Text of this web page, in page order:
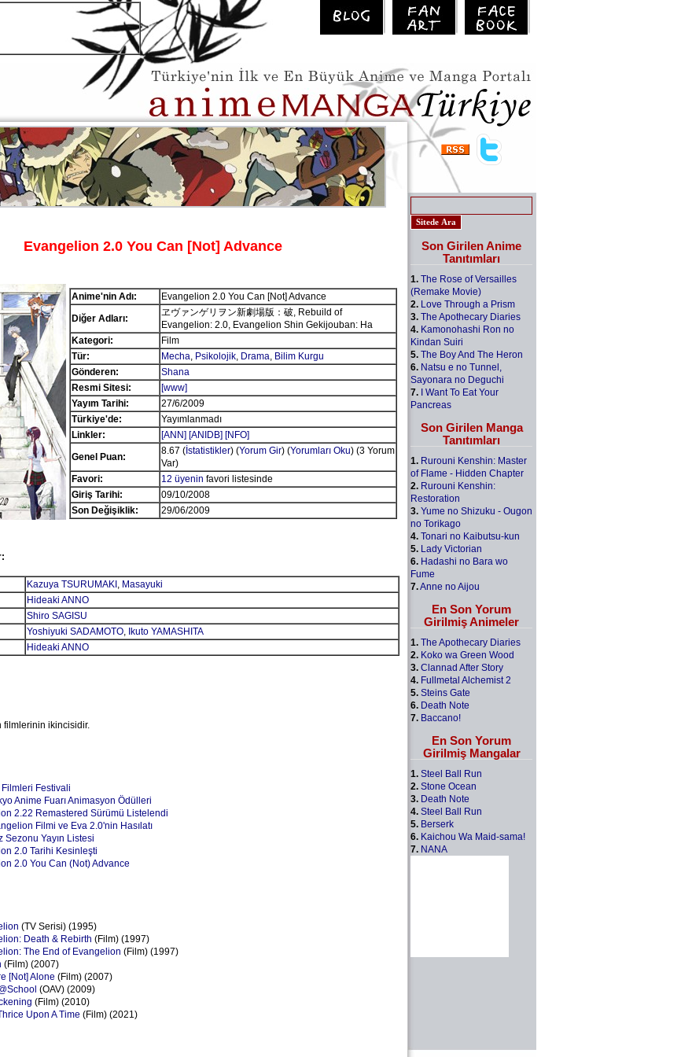
Evangelion 2.0 You Can [Not] Advance
Anime'nin Adı:
Evangelion 2.0 You Can [Not] Advance
Diğer Adları:
ヱヴァンゲリヲン新劇場版：破, Rebuild of
Evangelion: 2.0, Evangelion Shin Gekijouban: Ha
Kategori:
Film
Tür:
Mecha, Psikolojik, Drama, Bilim Kurgu
Gönderen:
Shana
Resmi Sitesi:
[www]
Yayım Tarihi:
27/6/2009
Türkiye'de:
Yayımlanmadı
Linkler:
[ANN] [ANIDB] [NFO]
Genel Puan:
8.67 (İstatistikler) (Yorum Gir) (Yorumları Oku) (3 Yorum
Var)
Favori:
12 üyenin favori listesinde
Giriş Tarihi:
09/10/2008
Son Değişiklik:
29/06/2009
Kazuya TSURUMAKI , Masayuki
Hideaki ANNO
Shiro SAGISU
Yoshiyuki SADAMOTO, Ikuto YAMASHITA
Hideaki ANNO
filmlerinin ikincisidir.
Festivali
Anime Fuarı Animasyon Ödülleri
2.22 Remastered Sürümü Listelendi
Filmi ve Eva 2.0'nin Hasılatı
Sezonu Yayın Listesi
2.0 Tarihi Kesinleşti
2.0 You Can (Not) Advance
(TV Serisi) (1995)
Death & Rebirth (Film) (1997)
The End of Evangelion (Film) (1997)
(Film) (2007)
[Not] Alone (Film) (2007)
(OAV) (2009)
(Film) (2010)
Upon A Time (Film) (2021)
Son Girilen Anime
Tanıtımları
1. The Rose of Versailles
(Remake Movie)
2. Love Through a Prism
3. The Apothecary Diaries
4. Kamonohashi Ron no
Kindan Suiri
5. The Boy And The Heron
6. Natsu e no Tunnel,
Sayonara no Deguchi
7. I Want To Eat Your
Pancreas
Son Girilen Manga
Tanıtımları
1. Rurouni Kenshin: Master
of Flame - Hidden Chapter
2. Rurouni Kenshin:
Restoration
3. Yume no Shizuku - Ougon
no Torikago
4. Tonari no Kaibutsu-kun
5. Lady Victorian
6. Hadashi no Bara wo
Fume
7.Anne no Aijou
En Son Yorum
Girilmiş Animeler
1. The Apothecary Diaries
2. Koko wa Green Wood
3. Clannad After Story
4. Fullmetal Alchemist 2
5. Steins Gate
6. Death Note
7. Baccano!
En Son Yorum
Girilmiş Mangalar
1. Steel Ball Run
2. Stone Ocean
3. Death Note
4. Steel Ball Run
5. Berserk
6. Kaichou Wa Maid-sama!
7. NANA